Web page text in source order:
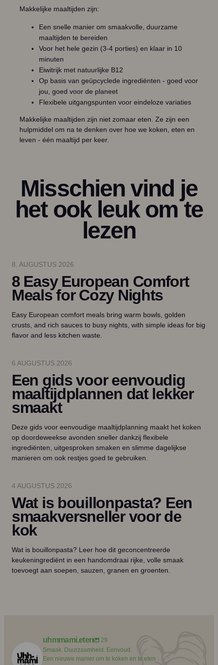
Makkelijke maaltijden zijn:
Een snelle manier om smaakvolle, duurzame
maaltijden te bereiden
Voor het hele gezin (3-4 porties) en klaar in 10
minuten
Eiwitrijk met natuurlijke B12
Op basis van geüpcyclede ingrediënten - goed voor
jou, goed voor de planeet
Flexibele uitgangspunten voor eindeloze variaties
Makkelijke maaltijden zijn niet zomaar eten. Ze zijn een
hulpmiddel om na te denken over hoe we koken, eten en
leven - één maaltijd per keer.
Misschien vind je
het ook leuk om te
lezen
8. AUGUSTUS 2026
8 Easy European Comfort
Meals for Cozy Nights
Easy European comfort meals bring warm bowls, golden
crusts, and rich sauces to busy nights, with simple ideas for big
flavor and less kitchen waste.
6 AUGUSTUS 2026
Een gids voor eenvoudig
maaltijdplannen dat lekker
smaakt
Deze gids voor eenvoudige maaltijdplanning maakt het koken
op doordeweekse avonden sneller dankzij flexibele
ingrediënten, uitgesproken smaken en slimme dagelijkse
manieren om ook restjes goed te gebruiken.
4 AUGUSTUS 2026
Wat is bouillonpasta? Een
smaakversneller voor de
kok
Wat is bouillonpasta? Leer hoe dit geconcentreerde
keukeningrediënt in een handomdraai rijke, volle smaak
toevoegt aan soepen, sauzen, granen en groenten.
uhmmami.eten
29
Smaak. Duurzaamheid. Eenvoud.
Een nieuwe manier om te koken en te eten